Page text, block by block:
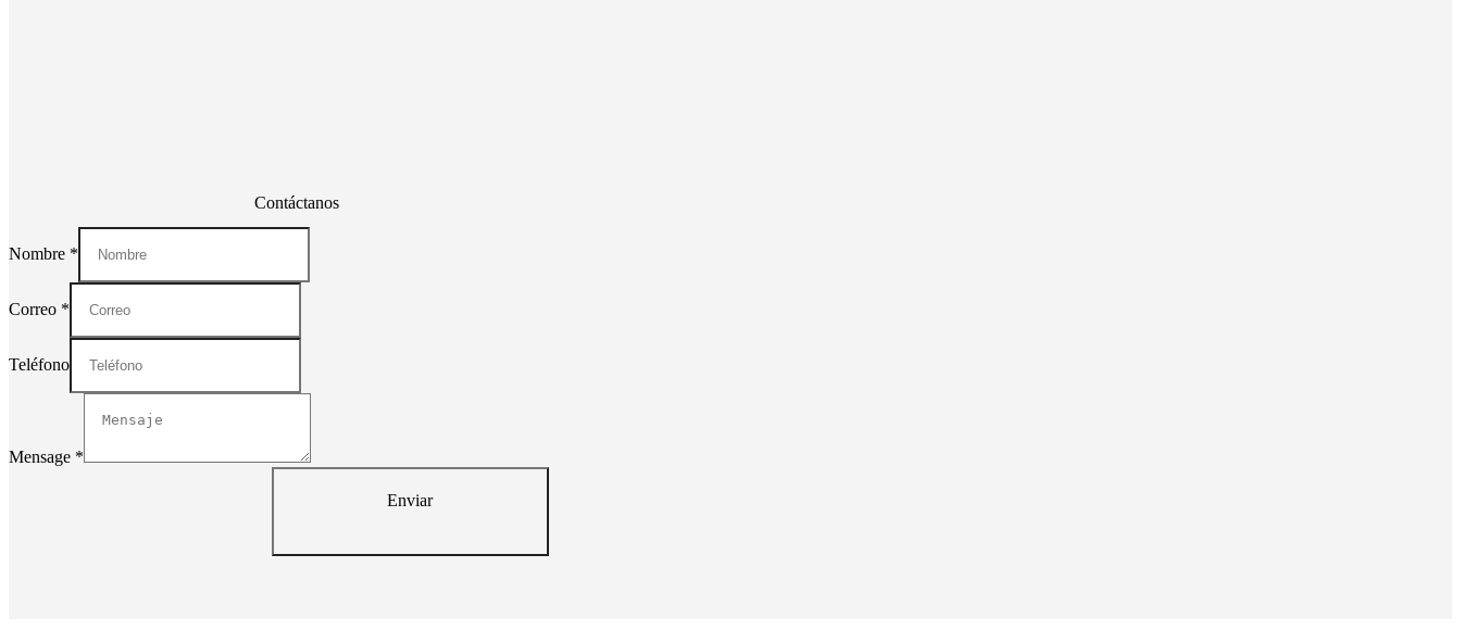
Contáctanos
Nombre *
Correo *
Teléfono
Mensage *
Enviar